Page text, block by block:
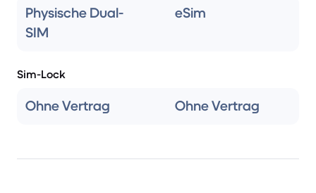
Physische Dual-
SIM
eSim
Sim-Lock
Ohne Vertrag Ohne Vertrag